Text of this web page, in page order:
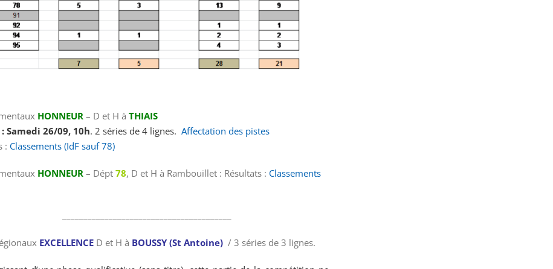
HONNEUR – D et H à THIAIS
Samedi 26/09, 10h. 2 séries de 4 lignes. Affectation des pistes
: Classements (IdF sauf 78)
HONNEUR – Dépt 78, D et H à Rambouillet : Résultats : Classements
EXCELLENCE D et H à BOUSSY (St Antoine) / 3 séries de 3 lignes.